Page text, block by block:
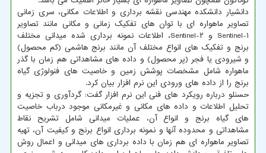
دانشیار دانشکده مهندسی نقشه برداری و اطلاعات مکانی، سری زمانی
تصاویر ماهواره ای با توان های تفکیک زمانی و مکانی مانند تصاویر
Sentinel-۱ و Sentinel-۲، اطلاعات نمونه برداری شده میدانی مختلف
برنج و تفکیک های انواع مختلف آن مانند برنج هاشمی (کم محصول)
و شیرودی یا فجر (پر محصول) و داده های مشاهداتی هم زمان با گذر
ماهواره شامل مشخصات پوشش زمین و خاصیت های فنولوژی گیاه
برنج را از داده های ورودی این نرم افزار بیان کرد.
حسنلو درباره رویکرد های فنی این نرم افزار گفت: گردآوری و تجزیه و
تحلیل اطلاعات و داده های مکانی و غیرمکانی موجود درباب خاصیت
های گیاه برنج و انواع آن، عملیات میدانی شامل تشریح نقاط
مشاهداتی و محدوده آنها و نمونه برداری انواع برنج و کیفیت آن، تهیه
تصاویر ماهواره ای هم زمان با داده برداری های میدانی و اعمال روش